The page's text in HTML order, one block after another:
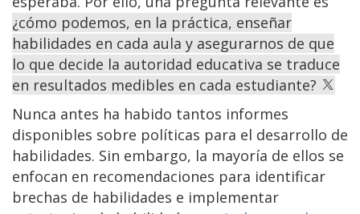
¿cómo podemos, en la práctica, enseñar
habilidades en cada aula y asegurarnos de que
lo que decide la autoridad educativa se traduce
en resultados medibles en cada estudiante?
Nunca antes ha habido tantos informes
disponibles sobre políticas para el desarrollo de
habilidades. Sin embargo, la mayoría de ellos se
enfocan en recomendaciones para identificar
brechas de habilidades e implementar